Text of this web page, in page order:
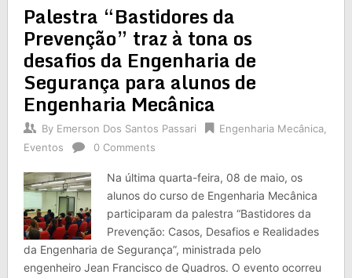
Palestra “Bastidores da
Prevenção” traz à tona os
desafios da Engenharia de
Segurança para alunos de
Engenharia Mecânica
By Emerson Dos Santos Passari Engenharia Mecânica,
Eventos
0 Comments
Na última quarta-feira, 08 de maio, os
alunos do curso de Engenharia Mecânica
participaram da palestra “Bastidores da
Prevenção: Casos, Desafios e Realidades
da Engenharia de Segurança”, ministrada pelo
engenheiro Jean Francisco de Quadros. O evento ocorreu